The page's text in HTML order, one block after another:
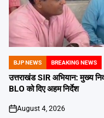
POSTED
IN
BJP NEWS BREAKING NEWS
उत्तराखंड SIR अभियान: मुख्य
BLO को दिए अहम निर्देश
on
August 4, 2026